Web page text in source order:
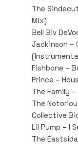
The
Mix)
Bell Biv
Jackinson –
Fishbone –
Prince –
The Family –
The
Collective
Lil Pump – I
The